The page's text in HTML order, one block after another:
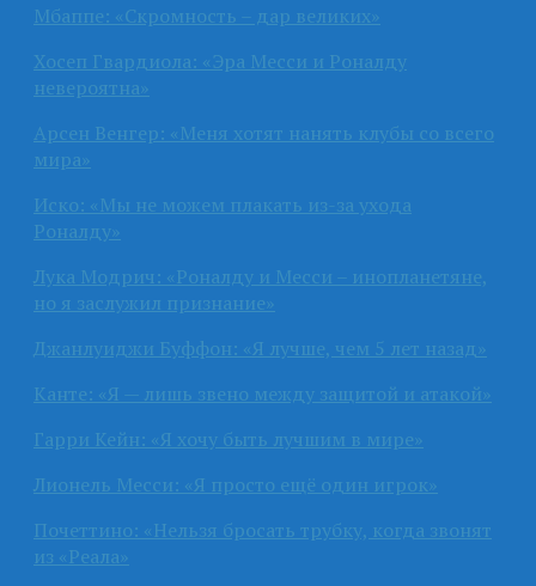
Мбаппе: «Скромность – дар великих»
Хосеп Гвардиола: «Эра Месси и Роналду
невероятна»
Арсен Венгер: «Меня хотят нанять клубы со всего
мира»
Иско: «Мы не можем плакать из-за ухода
Роналду»
Лука Модрич: «Роналду и Месси – инопланетяне,
но я заслужил признание»
Джанлуиджи Буффон: «Я лучше, чем 5 лет назад»
Канте: «Я — лишь звено между защитой и атакой»
Гарри Кейн: «Я хочу быть лучшим в мире»
Лионель Месси: «Я просто ещё один игрок»
Почеттино: «Нельзя бросать трубку, когда звонят
из «Реала»